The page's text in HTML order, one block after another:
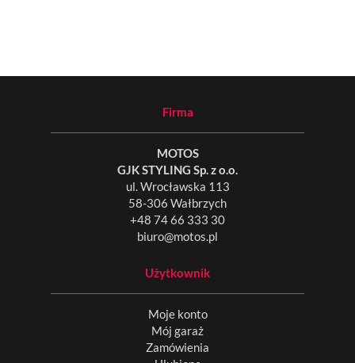
Firma
MOTOS
GJK STYLING Sp. z o.o.
ul. Wrocławska 113
58-306 Wałbrzych
+48 74 66 333 30
biuro@motos.pl
Użytkownik
Moje konto
Mój garaż
Zamówienia